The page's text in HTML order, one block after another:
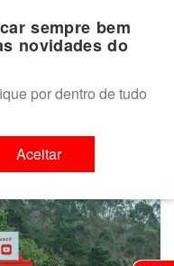
sempre bem
novidades do
por dentro de tudo
Aceitar